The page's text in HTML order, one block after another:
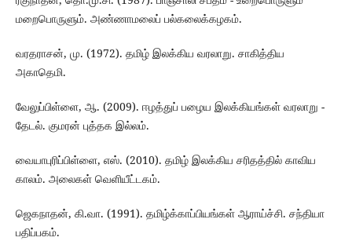
மறைபொருளும். அண்ணாமலைப் பல்கலைக்கழகம்.
வரதராசன், மு. (1972). தமிழ் இலக்கிய வரலாறு. சாகித்திய
அகாதெமி.
வேலுப்பிள்ளை, ஆ. (2009). ஈழத்துப் பழைய இலக்கியங்கள் வரலாறு -
தேடல். குமரன் புத்தக இல்லம்.
வையாபுரிப்பிள்ளை, எஸ். (2010). தமிழ் இலக்கிய சரிதத்தில் காவிய
காலம். அலைகள் வெளியீட்டகம்.
ஜெகநாதன், கி.வா. (1991). தமிழ்க்காப்பியங்கள் ஆராய்ச்சி. சந்தியா
பதிப்பகம்.